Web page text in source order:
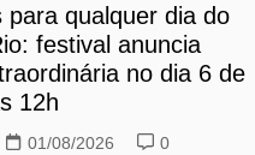
para qualquer dia do
festival anuncia
no dia 6 de
12h
01/08/2026 0